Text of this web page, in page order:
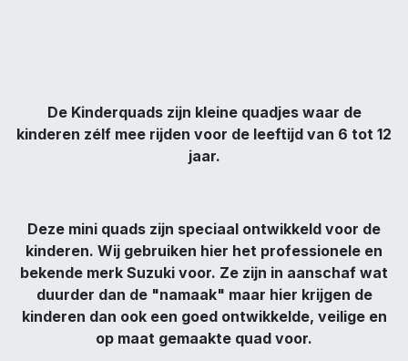
De Kinderquads zijn kleine quadjes waar de
kinderen zélf mee rijden voor de leeftijd van 6 tot 12
jaar.
Deze mini quads zijn speciaal ontwikkeld voor de
kinderen. Wij gebruiken hier het professionele en
bekende merk Suzuki voor. Ze zijn in aanschaf wat
duurder dan de "namaak" maar hier krijgen de
kinderen dan ook een goed ontwikkelde, veilige en
op maat gemaakte quad voor.